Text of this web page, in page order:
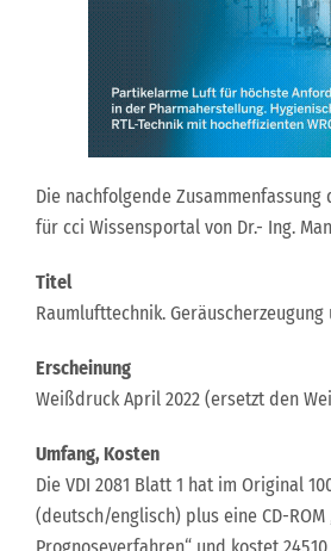
Die nachfolgende
für cci Wissensportal von Dr.- Ing.
Titel
Raumlufttechnik.
Erscheinung
Weißdruck April 2022 (ersetzt den
Umfang, Kosten
Die VDI 2081 Blatt 1 hat im Original
(deutsch/englisch) plus eine CD-